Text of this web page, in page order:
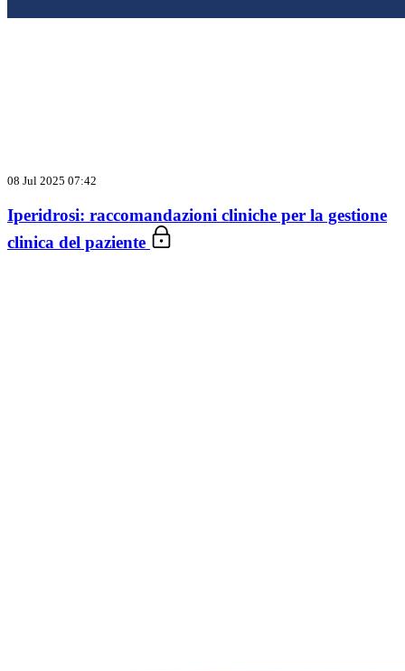
08 Jul 2025 07:42
Iperidrosi: raccomandazioni cliniche per la gestione
clinica del paziente